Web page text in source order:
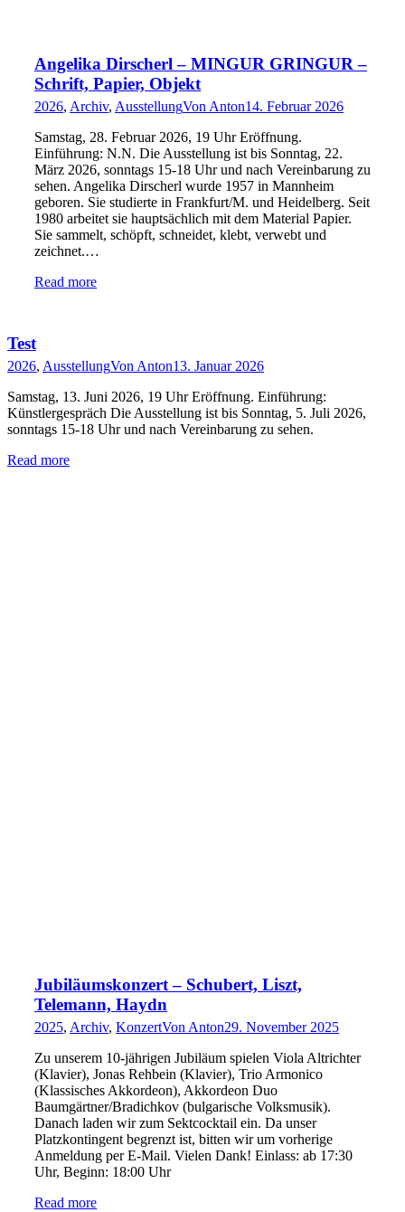
Angelika Dirscherl – MINGUR GRINGUR –
Schrift, Papier, Objekt
2026, Archiv, AusstellungVon Anton14. Februar 2026
Samstag, 28. Februar 2026, 19 Uhr Eröffnung.
Einführung: N.N. Die Ausstellung ist bis Sonntag, 22.
März 2026, sonntags 15-18 Uhr und nach Vereinbarung zu
sehen. Angelika Dirscherl wurde 1957 in Mannheim
geboren. Sie studierte in Frankfurt/M. und Heidelberg. Seit
1980 arbeitet sie hauptsächlich mit dem Material Papier.
Sie sammelt, schöpft, schneidet, klebt, verwebt und
zeichnet.…
Read more
Test
2026, AusstellungVonAnton13. Januar 2026
Samstag, 13. Juni 2026, 19 Uhr Eröffnung. Einführung:
Künstlergespräch Die Ausstellung ist bis Sonntag, 5. Juli 2026,
sonntags 15-18 Uhr und nach Vereinbarung zu sehen.
Read more
Jubiläumskonzert – Schubert, Liszt,
Telemann, Haydn
2025, Archiv, KonzertVon Anton29. November 2025
Zu unserem 10-jährigen Jubiläum spielen Viola Altrichter
(Klavier), Jonas Rehbein (Klavier), Trio Armonico
(Klassisches Akkordeon), Akkordeon Duo
Baumgärtner/Bradichkov (bulgarische Volksmusik).
Danach laden wir zum Sektcocktail ein. Da unser
Platzkontingent begrenzt ist, bitten wir um vorherige
Anmeldung per E-Mail. Vielen Dank! Einlass: ab 17:30
Uhr, Beginn: 18:00 Uhr
Read more